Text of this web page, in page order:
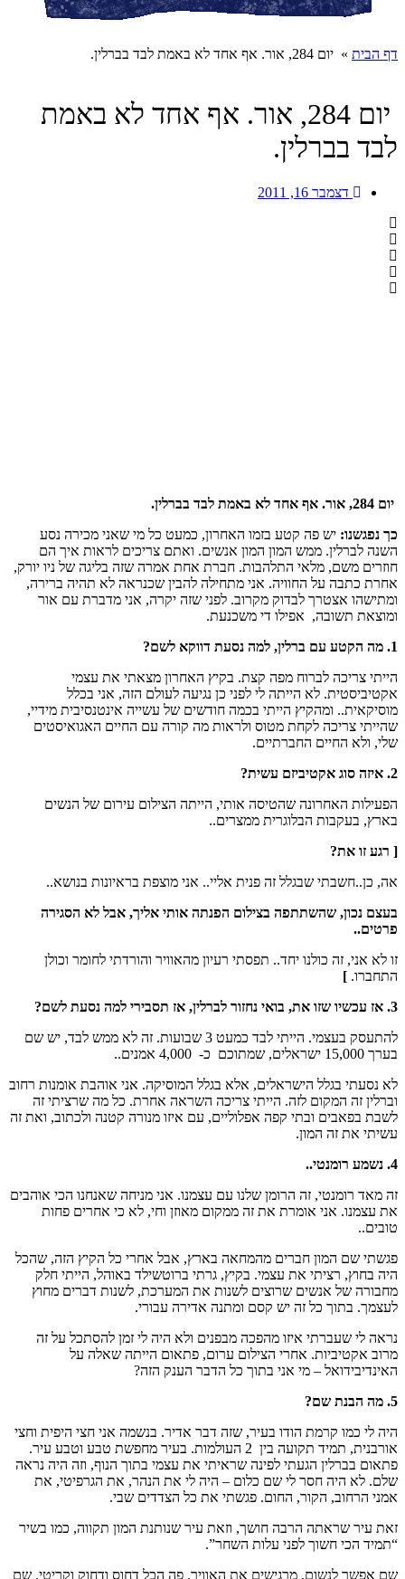
דף הבית » יום 284, אור. אף אחד לא באמת לבד בברלין.
יום 284, אור. אף אחד לא באמת
לבד בברלין.
דצמבר 16, 2011
יום 284, אור. אף אחד לא באמת לבד בברלין.
כך נפגשנו: יש פה קטע בזמו האחרון, כמעט כל מי שאני מכירה נסע
השנה לברלין. ממש המון המון אנשים. ואתם צריכים לראות איך הם
חוזרים משם, מלאי התלהבות. חברת אחת אמרה שזה בליגה של ניו יורק,
אחרת כתבה על החוויה. אני מתחילה להבין שכנראה לא תהיה ברירה,
ומתישהו אצטרך לבדוק מקרוב. לפני שזה יקרה, אני מדברת עם אור
ומוצאת תשובה, אפילו די משכנעת.
1. מה הקטע עם ברלין, למה נסעת דווקא לשם?
הייתי צריכה לברוח מפה קצת. בקיץ האחרון מצאתי את עצמי
אקטיביסטית. לא הייתה לי לפני כן נגיעה לעולם הזה, אני בכלל
מוסיקאית.. ומהקיץ הייתי בכמה חודשים של עשייה אינטנסיבית מידיי,
שהייתי צריכה לקחת מטוס ולראות מה קורה עם החיים האגואיסטים
שלי, ולא החיים החברתיים.
2. איזה סוג אקטיביזם עשית?
הפעילות האחרונה שהטיסה אותי, הייתה הצילום עירום של הנשים
בארץ, בעקבות הבלוגרית ממצרים..
[ רגע זו את?
אה, כן..חשבתי שבגלל זה פנית אליי.. אני מוצפת בראיונות בנושא..
בעצם נכון, שהשתתפה בצילום הפנתה אותי אליך, אבל לא הסגירה
פרטים..
זו לא אני, זה כולנו יחד.. תפסתי רעיון מהאוויר והורדתי לחומר וכולן
התחברו. ]
3. אז עכשיו שזו את, בואי נחזור לברלין, אז תסבירי למה נסעת לשם?
להתעסק בעצמי. הייתי לבד כמעט 3 שבועות. זה לא ממש לבד, יש שם
בערך 15,000 ישראלים, שמתוכם כ- 4,000 אמנים..
לא נסעתי בגלל הישראלים, אלא בגלל המוסיקה. אני אוהבת אומנות רחוב
וברלין זה המקום לזה. הייתי צריכה השראה אחרת. כל מה שרציתי זה
לשבת בפאבים ובתי קפה אפלוליים, עם איזו מנורה קטנה ולכתוב, ואת זה
עשיתי את זה המון.
4. נשמע רומנטי..
זה מאד רומנטי, זה הרומן שלנו עם עצמנו. אני מניחה שאנחנו הכי אוהבים
את עצמנו. אני אומרת את זה ממקום מאוזן וחי, לא כי אחרים פחות
טובים..
פגשתי שם המון חברים מהמחאה בארץ, אבל אחרי כל הקיץ הזה, שהכל
היה בחוץ, רציתי את עצמי. בקיץ, גרתי ברוטשילד באוהל, הייתי חלק
מחבורה של אנשים שרוצים לשנות את המערכת, לשנות דברים מחוץ
לעצמך. בתוך כל זה יש קסם ומתנה אדירה עבורי.
נראה לי שעברתי איזו מהפכה מבפנים ולא היה לי זמן להסתכל על זה
מרוב אקטיביות. אחרי הצילום ערום, פתאום הייתה שאלה על
האינדיבידואל – מי אני בתוך כל הדבר הענק הזה?
5. מה הבנת שם?
היה לי כמו קרמת הודו בעיר, שזה דבר אדיר. בנשמה אני חצי היפית וחצי
אורבנית, תמיד תקועה בין 2 העולמות. בעיר מחפשת טבע וטבע עיר.
פתאום בברלין הגעתי לפינה שראיתי את עצמי בתוך הנוף, וזה היה נראה
שלם. לא היה חסר לי שם כלום – היה לי את הנהר, את הגרפיטי, את
אמני הרחוב, הקור, החום. פגשתי את כל הצדדים שבי.
זאת עיר שראתה הרבה חושך, וזאת עיר שנותנת המון תקווה, כמו בשיר
“תמיד הכי חשוך לפני עלות השחר”.
שם אפשר לנשום, מרגישים את האוויר. פה הכל דחוס ודחוק וקריטי. שם